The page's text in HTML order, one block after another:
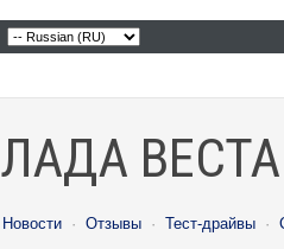
ЛАДА ВЕСТА
Новости · Отзывы · Тест-драйвы ·